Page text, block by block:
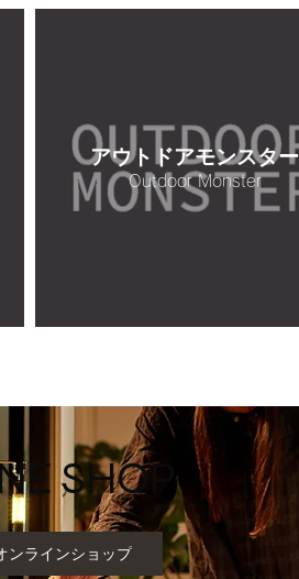
アウトドアモンスター
Outdoor Monster
SHOP
ンラインショップ